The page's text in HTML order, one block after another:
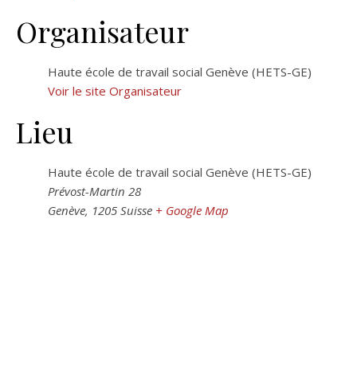
Organisateur
Haute école de travail social Genève (HETS-GE)
Voir le site Organisateur
Lieu
Haute école de travail social Genève (HETS-GE)
Prévost-Martin 28
Genève, 1205 Suisse + Google Map